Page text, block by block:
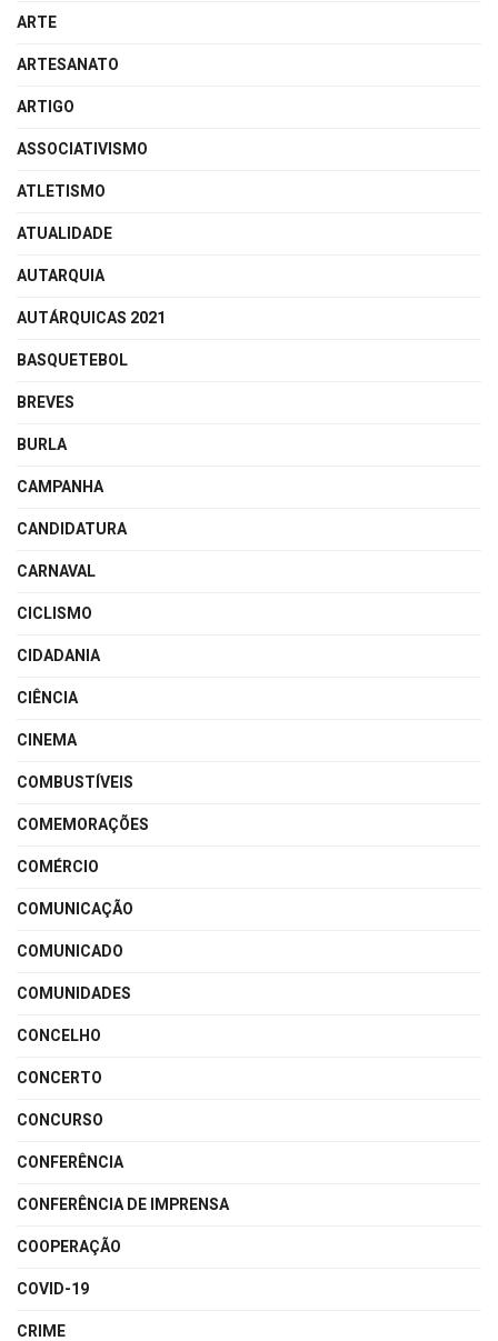
ARTE
ARTESANATO
ARTIGO
ASSOCIATIVISMO
ATLETISMO
ATUALIDADE
AUTARQUIA
AUTÁRQUICAS 2021
BASQUETEBOL
BREVES
BURLA
CAMPANHA
CANDIDATURA
CARNAVAL
CICLISMO
CIDADANIA
CIÊNCIA
CINEMA
COMBUSTÍVEIS
COMEMORAÇÕES
COMÉRCIO
COMUNICAÇÃO
COMUNICADO
COMUNIDADES
CONCELHO
CONCERTO
CONCURSO
CONFERÊNCIA
CONFERÊNCIA DE IMPRENSA
COOPERAÇÃO
COVID-19
CRIME